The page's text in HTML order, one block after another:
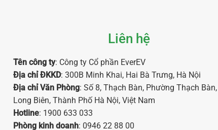
Liên hệ
Tên công ty: Công ty Cổ phần EverEV
Địa chỉ ĐKKD: 300B Minh Khai, Hai Bà Trưng, Hà Nội
Địa chỉ Văn Phòng: Số 8, Thạch Bàn, Phường Thạch
Long Biên, Thành Phố Hà Nội, Việt Nam
Hotline: 1900 633 033
Phòng kinh doanh: 0946 22 88 00